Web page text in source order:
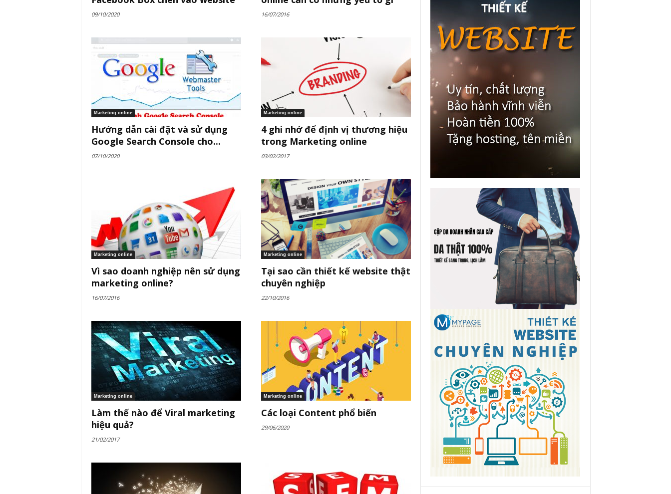
09/10/2020 16/07/2016
Marketing online
Hướng dẫn cài đặt và sử dụng
Google Search Console cho...
07/10/2020
Marketing online
4 ghi nhớ để định vị thương hiệu
trong Marketing online
03/02/2017
Marketing online
Vì sao doanh nghiệp nên sử dụng
marketing online?
16/07/2016
Marketing online
Tại sao cần thiết kế website thật
chuyên nghiệp
22/10/2016
Marketing online
Làm thế nào để Viral marketing
hiệu quả?
21/02/2017
Marketing online
Các loại Content phổ biến
29/06/2020